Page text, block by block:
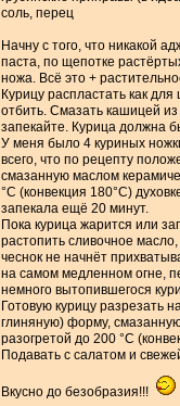
соль, перец
Начну с того, что никакой
паста, по щепотке
ножа. Всё это +
Курицу распластать как
отбить. Смазать кашицей
запекайте. Курица должна
У меня было 4 куриных
всего, что по рецепту
смазанную маслом
°С (конвекция 180°С)
запекала ещё 20 минут.
Пока курица жарится или
растопить сливочное
чеснок не начнёт
на самом медленном огне,
немного вытопившегося
Готовую курицу разрезать
глиняную) форму,
разогретой до 200 °С
Подавать с салатом и
Вкусно до безобразия!!!